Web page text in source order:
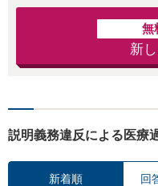
無
新
説明義務違反による医療
新着順 回